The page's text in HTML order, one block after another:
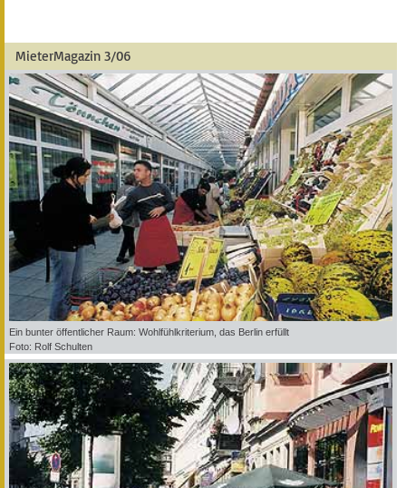
MieterMagazin 3/06
Ein bunter öffentlicher Raum: Wohlfühlkriterium, das Berlin erfüllt
Foto: Rolf Schulten